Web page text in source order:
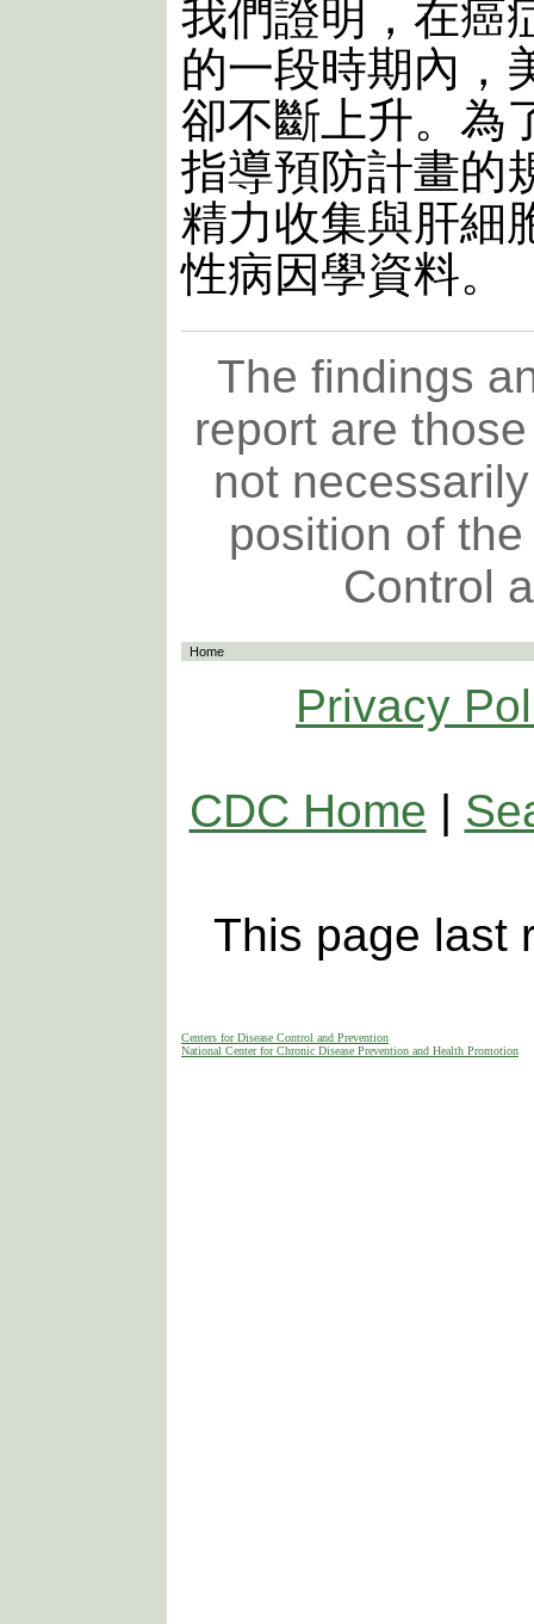
我們證明，在癌
的一段時期內，
卻不斷上升。為
指導預防計畫的
精力收集與肝細
性病因學資料。
The findings
report are
not
position of
Control
Home
Privacy
CDC Home |
This page last
Centers for Disease Control and Prevention
National Center for Chronic Disease Prevention and Health Promotion